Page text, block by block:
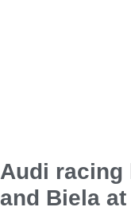
Audi racing
and Biela